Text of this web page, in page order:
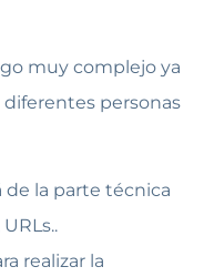
muy complejo ya
personas
de la parte técnica
realizar la